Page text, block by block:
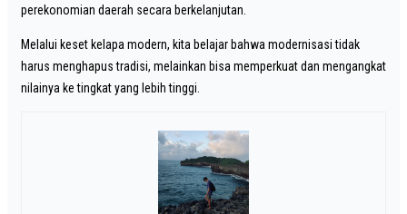
perekonomian daerah secara berkelanjutan.
Melalui keset kelapa modern, kita belajar bahwa modernisasi tidak
harus menghapus tradisi, melainkan bisa memperkuat dan mengangkat
nilainya ke tingkat yang lebih tinggi.